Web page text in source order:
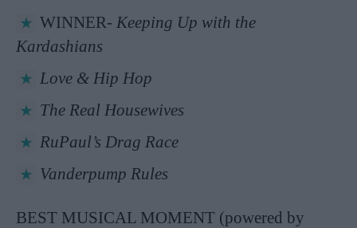
WINNER- Keeping Up with the
Kardashians
Love & Hip Hop
The Real Housewives
RuPaul’s Drag Race
Vanderpump Rules
BEST MUSICAL MOMENT (powered by